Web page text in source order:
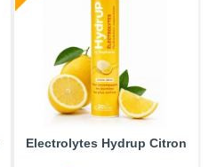
Electrolytes Hydrup Citron